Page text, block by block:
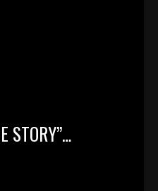
STORY”…